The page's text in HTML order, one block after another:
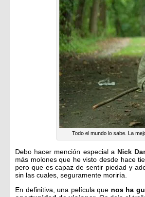
Todo el mundo lo sabe. La
Debo hacer mención especial a Nick
más molones que he visto desde hace
pero que es capaz de sentir piedad y
sin las cuales, seguramente moriría.
En definitiva, una película que nos ha